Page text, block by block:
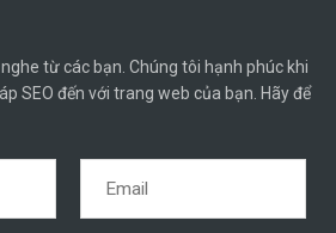
từ các bạn. Chúng tôi hạnh phúc khi
SEO đến với trang web của bạn. Hãy để